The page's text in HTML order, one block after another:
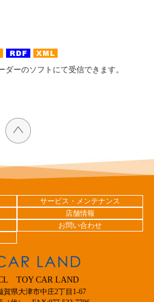
ダーのソフトにて受信できます。
サービス・メンテナンス
店舗情報
お問い合わせ
TOY CAR LAND
賀県大津市中庄2丁目1-67